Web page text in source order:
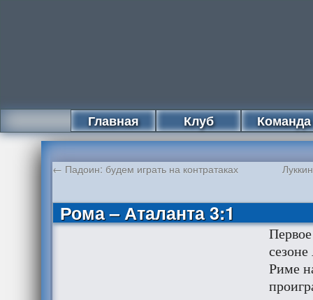
Главная Клуб Команда
← Падоин: будем играть на контратаках
Рома – Аталанта 3:1
Риме